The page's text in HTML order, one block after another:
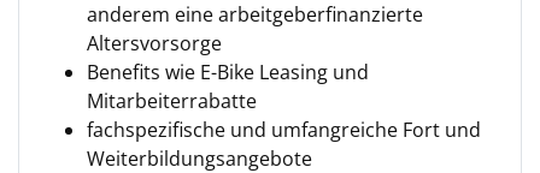
anderem eine arbeitgeberfinanzierte
Altersvorsorge
Benefits wie E-Bike Leasing und
Mitarbeiterrabatte
fachspezifische und umfangreiche Fort und
Weiterbildungsangebote